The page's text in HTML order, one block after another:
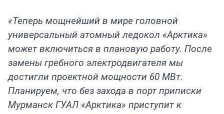
«Теперь мощнейший в мире головной
универсальный атомный ледокол «Арктика»
может включиться в плановую работу. После
замены гребного электродвигателя мы
достигли проектной мощности 60 МВт.
Планируем, что без захода в порт приписки
Мурманск ГУАЛ «Арктика» приступит к